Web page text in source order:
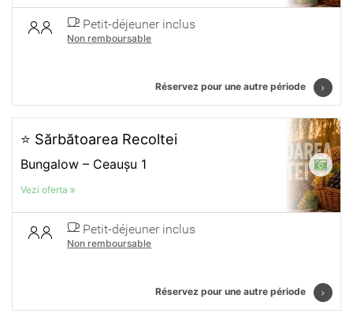
Petit-déjeuner inclus
Non remboursable
Réservez pour une autre période
⭐ Sărbătoarea Recoltei
Bungalow – Ceaușu 1
Vezi oferta
Petit-déjeuner inclus
Non remboursable
Réservez pour une autre période